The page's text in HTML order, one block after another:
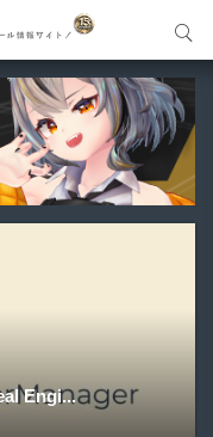
Engi...
来るUnreal Engine
ブラリやエディタ
組み合わせて作れ
利用OKなVRChat
内検索